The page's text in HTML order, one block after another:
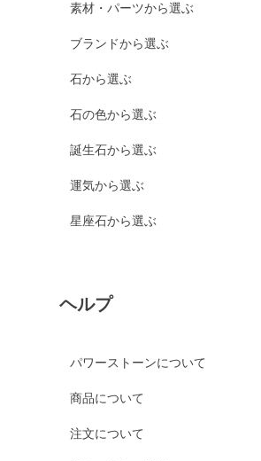
素材・パーツから選ぶ
ブランドから選ぶ
石から選ぶ
石の色から選ぶ
誕生石から選ぶ
運気から選ぶ
星座石から選ぶ
ヘルプ
パワーストーンについて
商品について
注文について